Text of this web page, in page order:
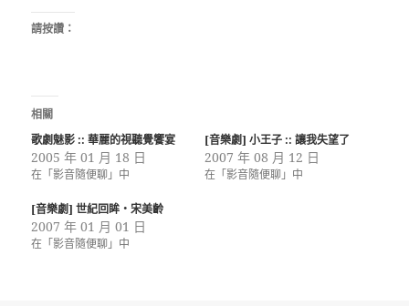
請按讚：
相關
歌劇魅影 :: 華麗的視聽覺饗宴
2005 年 01 月 18 日
在「影音隨便聊」中
[音樂劇] 小王子 :: 讓我失望了
2007 年 08 月 12 日
在「影音隨便聊」中
[音樂劇] 世紀回眸‧宋美齡
2007 年 01 月 01 日
在「影音隨便聊」中